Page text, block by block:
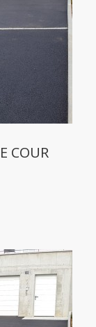
COUR